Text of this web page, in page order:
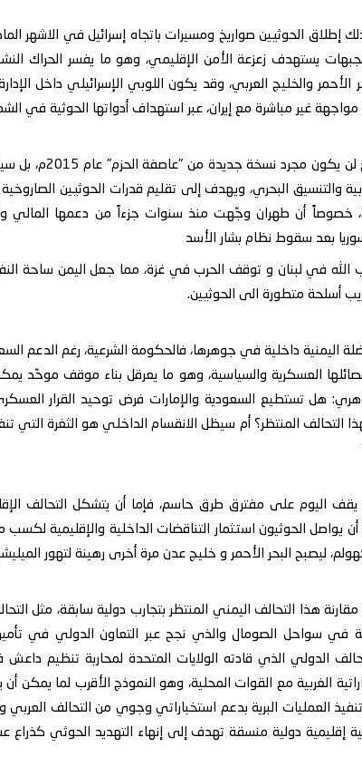
يستهدف زعزعة الأمن الإقليمي، وهو ما يفسر الحراك
الأحمر والخليج العربي، وقد يكون اللوبي الإسرائيلي داخل
غير مباشرة مع إيران، عبر استهداف أدواتها الحوثية في
التحالف المتوقع
والتنسيق البحري، ويهدف إلى تقليم قدرات الحوثيين
بعد حرب 2006، خصوصاً أن طهران وجّهت منذ سنوات جزءاً من دعمها
بعد سقوط نظام بشار الأسد
في لبنان و توقف الحرب في غزة، مما جعل اليمن ساحة
أسلحة متطورة الى الحوثيين.
اليمنية داخلية في جوهرها، فالحكومة الشرعية، رغم الدعم
العسكرية والسياسية، وهو ما يعرقل بناء موقف موحّد
هل تستطيع السعودية والإمارات فرض توحيد القرار
التحالف المنتظر؟ أم سيظل الانقسام الداخلي هو الثغرة التي
يقف اليوم على مفترق طرق حاسم، فإما أن يتشكل التحالف
أن يواصل الحوثيون استثمار التناقضات الداخلية والإقليمية
ليصبح البحر الأحمر و خليج عدن مرة أخرى رهينة لتهور
هذا التحالف اليمني المنتظر بتجارب دولية سابقة، مثل
في سواحل الصومال والذي نجح عبر التعاون الدولي في
الدولي الذي قادته الولايات المتحدة لمحاربة تنظيم
الغربية مع القوات المحلية، وهو النموذج الأقرب لما
تنفيذ العمليات البرية بدعم استخباراتي وجوي من التحالف
إقليمية دولية منسقة تهدف إلى إنهاء التهديد الحوثي كذراع